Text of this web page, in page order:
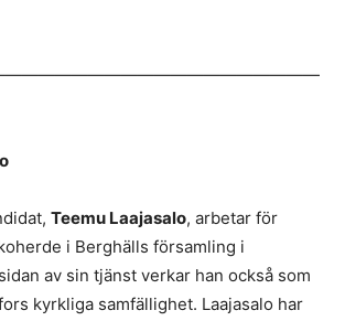
Teemu Laajasalo, arbetar för
i Berghälls församling i
av sin tjänst verkar han också som
kyrkliga samfällighet. Laajasalo har